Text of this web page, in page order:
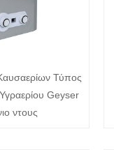
Τύπος
Geyser
ντους